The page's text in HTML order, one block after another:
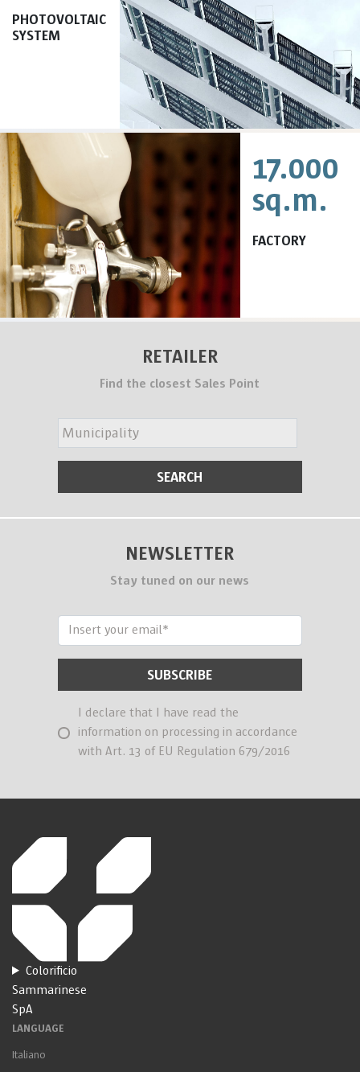
PHOTOVOLTAIC
SYSTEM
17.000
sq.m.
FACTORY
RETAILER
Find the closest Sales Point
NEWSLETTER
Stay tuned on our news
I declare that I have read the
information on processing in accordance
with Art. 13 of EU Regulation 679/2016
Colorificio
Sammarinese
SpA
LANGUAGE
Italiano